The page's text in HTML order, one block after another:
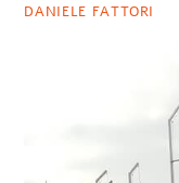
DANIELE FATTORI